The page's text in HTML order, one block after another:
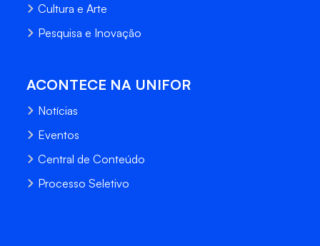
Cultura e Arte
Pesquisa e Inovação
ACONTECE NA UNIFOR
Notícias
Eventos
Central de Conteúdo
Processo Seletivo